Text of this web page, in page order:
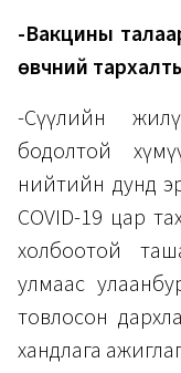
-Вакцины
өвчний
-Сүүлийн
бодолтой
нийтийн дунд
COVID-19 цар
холбоотой
улмаас
товлосон
хандлага